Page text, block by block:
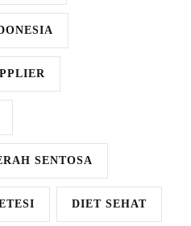
SENTOSA
DIET SEHAT